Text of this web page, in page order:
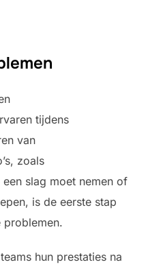
tijdens
van
zoals
slag moet nemen of
is de eerste stap
problemen.
hun prestaties na